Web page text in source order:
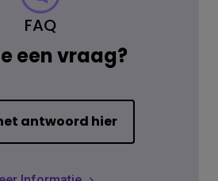
FAQ
een vraag?
antwoord hier